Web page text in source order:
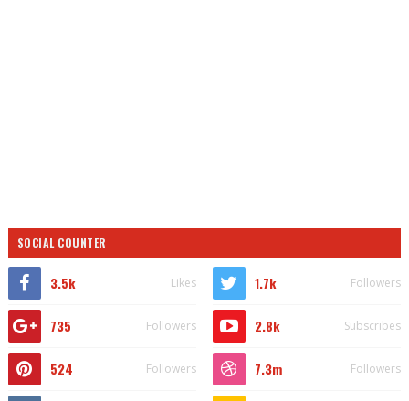
SOCIAL COUNTER
3.5k Likes 1.7k Followers
735 Followers 2.8k Subscribes
524 Followers 7.3m Followers